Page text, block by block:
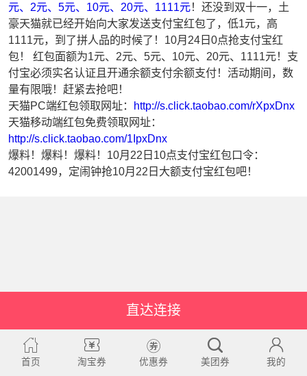
元、2元、5元、10元、20元、1111元！还没到双十一，土
豪天猫就已经开始向大家发送支付宝红包了，低1元，高
1111元，到了拼人品的时候了！10月24日0点抢支付宝红
包！ 红包面额为1元、2元、5元、10元、20元、1111元！支
付宝必须实名认证且开通余额支付余额支付！活动期间，数
量有限哦！赶紧去抢吧！
天猫PC端红包领取网址： http://s.click.taobao.com/rXpxDnx
天猫移动端红包免费领取网址：
http://s.click.taobao.com/1IpxDnx
爆料！爆料！爆料！10月22日10点支付宝红包口令：
42001499，定闹钟抢10月22日大额支付宝红包吧！
直达连接
首页 淘宝券 优惠券 美团券 我的